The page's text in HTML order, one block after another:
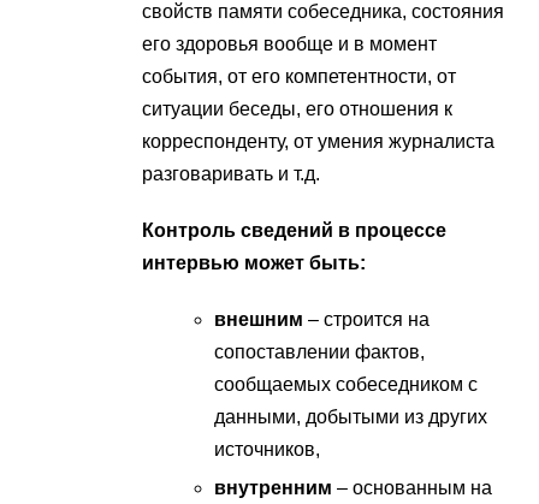
свойств памяти собеседника, состояния
его здоровья вообще и в момент
события, от его компетентности, от
ситуации беседы, его отношения к
корреспонденту, от умения журналиста
разговаривать и т.д.
Контроль сведений в процессе
интервью может быть:
внешним – строится на
сопоставлении фактов,
сообщаемых собеседником с
данными, добытыми из других
источников,
внутренним – основанным на